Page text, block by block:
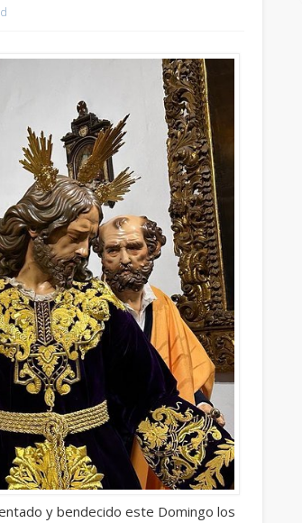
y bendecido este Domingo los